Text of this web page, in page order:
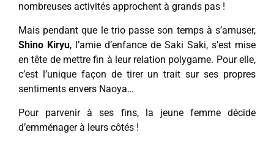
nombreuses activités approchent à grands pas !
Mais pendant que le trio passe son temps à s’amuser,
Shino Kiryu, l’amie d’enfance de Saki Saki, s’est mise
en tête de mettre fin à leur relation polygame. Pour elle,
c’est l’unique façon de tirer un trait sur ses propres
sentiments envers Naoya…
Pour parvenir à ses fins, la jeune femme décide
d’emménager à leurs côtés !